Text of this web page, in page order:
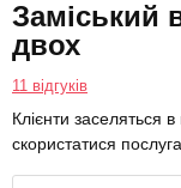
Заміський
двох
11 відгуків
Клієнти заселяться
скористатися